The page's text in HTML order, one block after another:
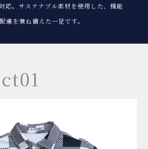
応。サステナブル素材を使用した、機能
慮を兼ね備えた一足です。